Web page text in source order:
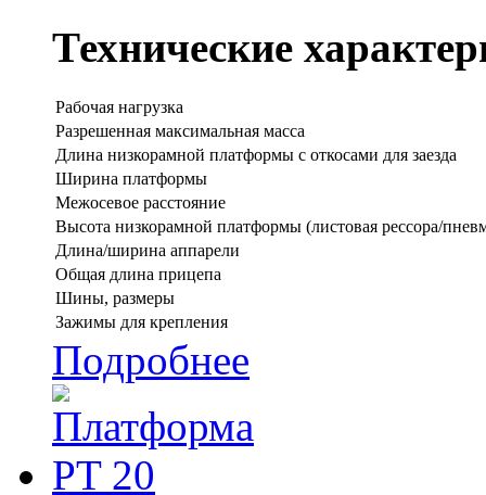
Технические
Рабочая нагрузка
Разрешенная максимальная масса
Длина низкорамной платформы с откосами для заезда
Ширина платформы
Межосевое расстояние
Высота низкорамной платформы (листовая рессора/
Длина/ширина аппарели
Общая длина прицепа
Шины, размеры
Зажимы для крепления
Подробнее